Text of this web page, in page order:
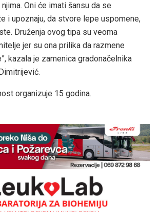
Oni će imati šansu da se
i upoznaju, da stvore lepe uspomene,
Druženja ovog tipa su veoma
jer su ona prilika da razmene
kazala je zamenica gradonačelnika
organizuje 15 godina.